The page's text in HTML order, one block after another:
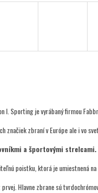
I. Sporting je vyrábaný firmou
značiek zbraní v Európe ale i vo
a športovými strelcami.
poistku, ktorá je umiestnená
prvej. Hlavne zbrane sú